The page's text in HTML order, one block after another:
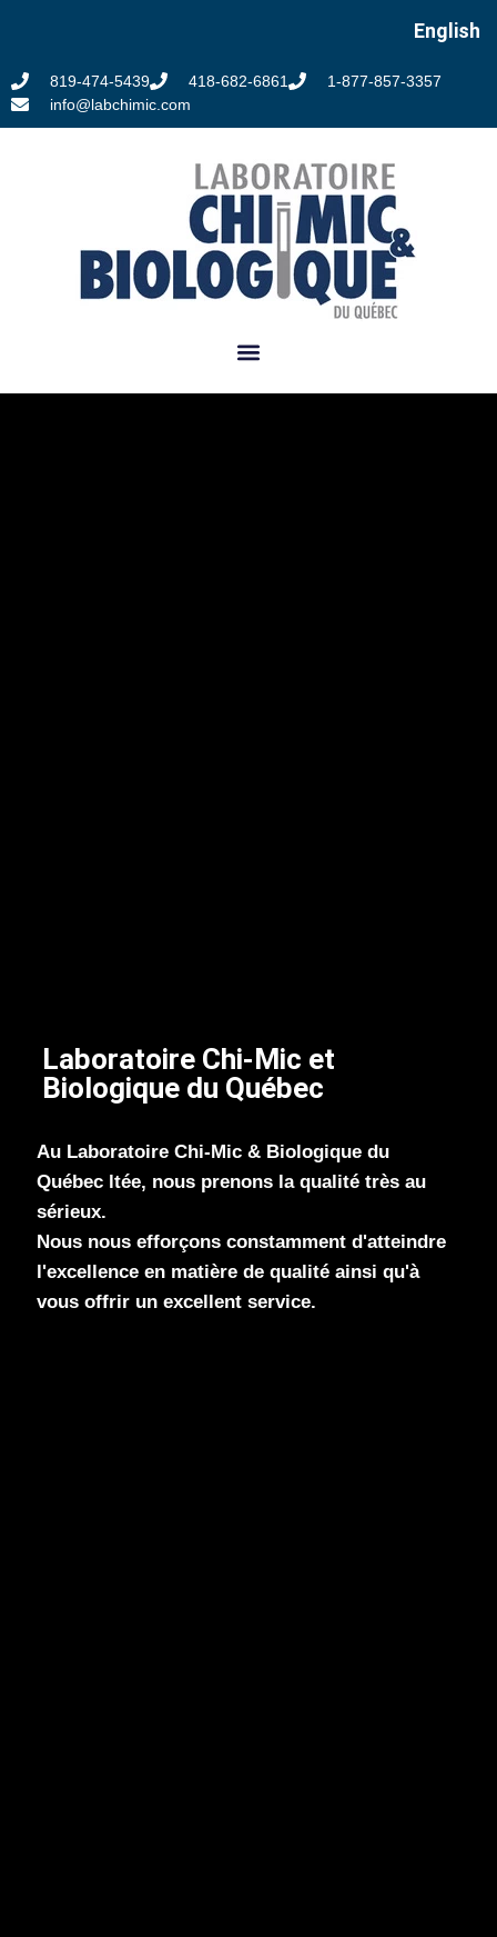
819-474-5439 418-682-6861
1-877-857-3357
info@labchimic.com
English
Laboratoire Chi-Mic et
Biologique du Québec
Au Laboratoire Chi-Mic & Biologique du
Québec ltée, nous prenons la qualité très au
sérieux.
Nous nous efforçons constamment d'atteindre
l'excellence en matière de qualité ainsi qu'à
vous offrir un excellent service.